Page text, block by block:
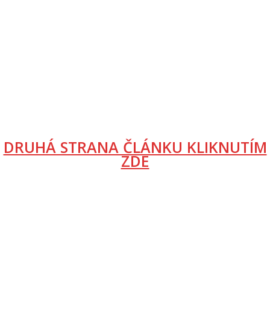
DRUHÁ STRANA ČLÁNKU KLIKNUTÍM
ZDE